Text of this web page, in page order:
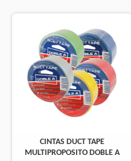
CINTAS DUCT TAPE
MULTIPROPOSITO DOBLE A